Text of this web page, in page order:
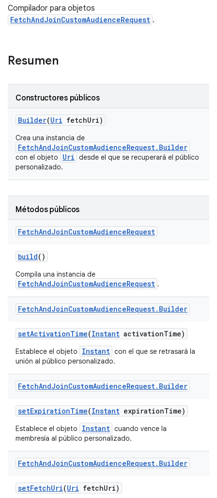
Compilador para objetos
FetchAndJoinCustomAudienceRequest .
Resumen
Constructores públicos
Builder(Uri fetchUri)
Crea una instancia de
FetchAndJoinCustomAudienceRequest.Builder
con el objeto Uri desde el que se recuperará el público
personalizado.
Métodos públicos
FetchAndJoinCustomAudienceRequest
build()
Compila una instancia de
FetchAndJoinCustomAudienceRequest .
FetchAndJoinCustomAudienceRequest. Builder
setActivationTime(Instant activationTime)
Establece el objeto Instant con el que se retrasará la
unión al público personalizado.
FetchAndJoinCustomAudienceRequest. Builder
setExpirationTime(Instant expirationTime)
Establece el objeto Instant cuando vence la
membresía al público personalizado.
FetchAndJoinCustomAudienceRequest. Builder
setFetchUri(Uri fetchUri)